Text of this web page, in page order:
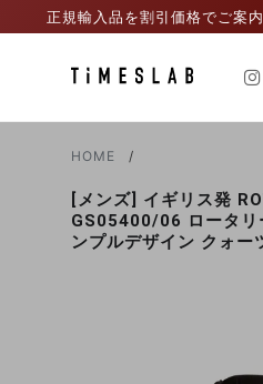
正規輸入品を割引価格でご案
HOME
[メンズ] イギリス発
GS05400/06 ロータリ
ンプルデザイン クォー